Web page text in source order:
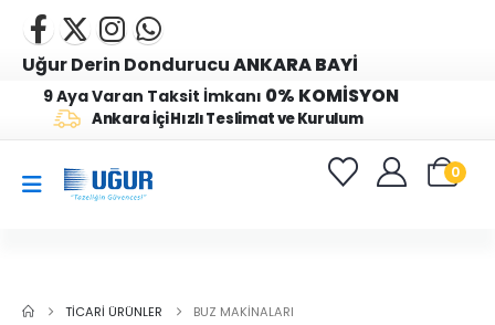
Uğur Derin DondurucuANKARA BAYİ
9 Aya Varan Taksit İmkanı 0% KOMİSYON
Ankara İçi Hızlı Teslimat ve Kurulum
0
TICARI ÜRÜNLER BUZ MAKINALARI